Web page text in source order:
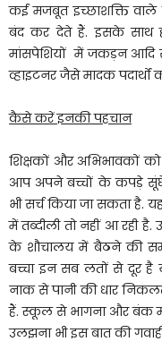
कई मजबूत इच्छाशक्ति वाले
बंद कर देते हैं. इसके साथ
मांसपेशियों में जकड़न आदि
व्हाइटनर जैसे मादक
कैसे करें इनकी पहचान
शिक्षकों और अभिभावकों
आप अपने बच्चों के कपड़े
भी सर्च किया जा सकता है.
में तब्दीली तो नहीं आ रही
के शौचालय में बैठने की
बच्चा इन सब लतों से दूर है
नाक से पानी की धार
हैं. स्कूल से भागना और बंक
उलझना भी इस बात की